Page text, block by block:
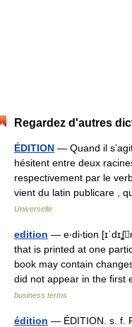
Regardez d'autres
ÉDITION — Quand il
hésitent entre deux
respectivement par le
vient du latin publicare ,
Universelle
edition — e‧di‧tion
that is printed at one
book may contain
did not appear in the
business terms
édition — ÉDITION. s. f.